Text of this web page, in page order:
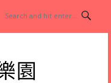
園